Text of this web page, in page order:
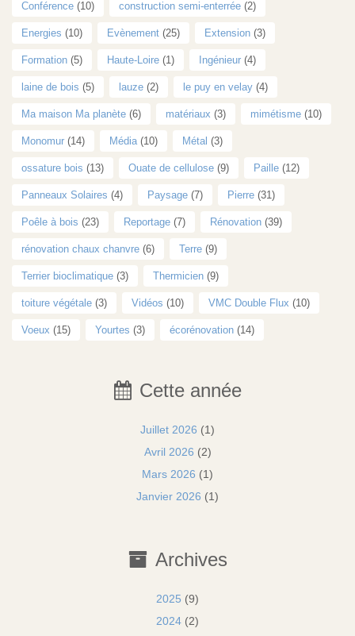
Conférence (10) construction semi-enterrée (2)
Energies (10) Evènement (25) Extension (3)
Formation (5) Haute-Loire (1) Ingénieur (4)
laine de bois (5) lauze (2) le puy en velay (4)
Ma maison Ma planète (6) matériaux (3) mimétisme (10)
Monomur (14) Média(10) Métal (3)
ossature bois (13) Ouate de cellulose (9) Paille (12)
Panneaux Solaires (4) Paysage (7) Pierre (31)
Poêle à bois (23) Reportage (7) Rénovation (39)
rénovation chaux chanvre (6) Terre (9)
Terrier bioclimatique (3) Thermicien (9)
toiture végétale (3) Vidéos (10) VMC Double Flux (10)
Voeux (15) Yourtes (3) écorénovation (14)
Cette année
Juillet 2026 (1)
Avril 2026 (2)
Mars 2026 (1)
Janvier 2026 (1)
Archives
2025 (9)
2024 (2)